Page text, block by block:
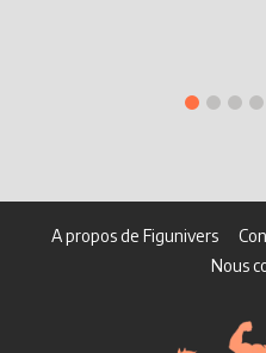
A propos de Figunivers
Nous